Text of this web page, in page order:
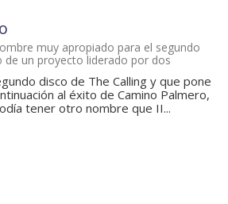
muy apropiado para el segundo
de un proyecto liderado por dos
disco de The Calling y que pone
al éxito de Camino Palmero,
tener otro nombre que II...